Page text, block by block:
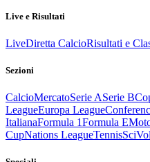
Live e Risultati
LiveDiretta CalcioRisultati e
Sezioni
CalcioMercatoSerie ASerie B
LeagueEuropa League
ItalianaFormula 1Formula E
CupNations LeagueTennisSci